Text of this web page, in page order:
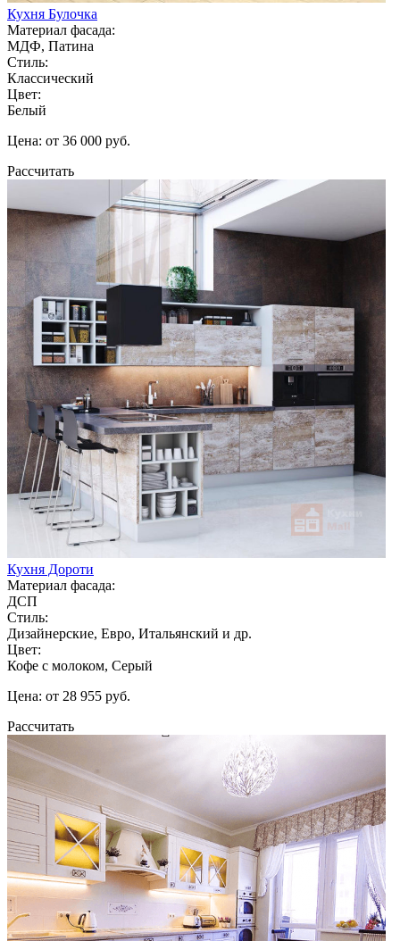
Кухня Булочка
Материал фасада:
МДФ, Патина
Стиль:
Классический
Цвет:
Белый
Цена: от 36 000 руб.
Рассчитать
Кухня Дороти
Материал фасада:
ДСП
Стиль:
Дизайнерские, Евро, Итальянский и др.
Цвет:
Кофе с молоком, Серый
Цена: от 28 955 руб.
Рассчитать